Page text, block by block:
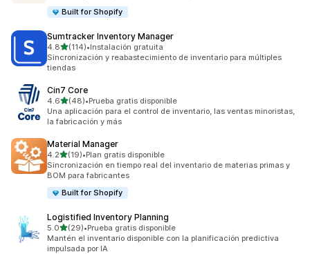
Built for Shopify
Sumtracker Inventory Manager
4.8de 5 estrellas
(114)
114 reseñas en total
•Instalación gratuita
Sincronización y reabastecimiento de inventario para múltiples
tiendas
Cin7 Core
4.6de 5 estrellas
(48)
48 reseñas en total
•Prueba gratis disponible
Una aplicación para el control de inventario, las ventas minoristas,
la fabricación y más
Material Manager
4.2de 5 estrellas
(19)
19 reseñas en total
•Plan gratis disponible
Sincronización en tiempo real del inventario de materias primas y
BOM para fabricantes
Built for Shopify
Logistified Inventory Planning
5.0de 5 estrellas
(29)
29 reseñas en total
•Prueba gratis disponible
Mantén el inventario disponible con la planificación predictiva
impulsada por IA